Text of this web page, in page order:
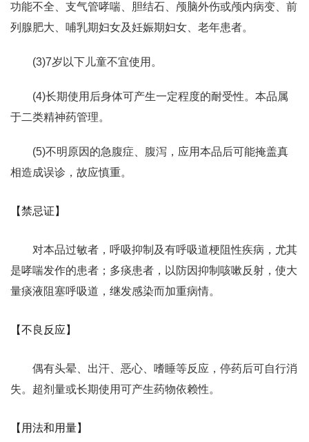
功能不全、支气管哮喘、胆结石、颅脑外伤或颅内病变、前
列腺肥大、哺乳期妇女及妊娠期妇女、老年患者。
(3)7岁以下儿童不宜使用。
(4)长期使用后身体可产生一定程度的耐受性。本品属
于二类精神药管理。
(5)不明原因的急腹症、腹泻，应用本品后可能掩盖真
相造成误诊，故应慎重。
【禁忌证】
对本品过敏者，呼吸抑制及有呼吸道梗阻性疾病，尤其
是哮喘发作的患者；多痰患者，以防因抑制咳嗽反射，使大
量痰液阻塞呼吸道，继发感染而加重病情。
【不良反应】
偶有头晕、出汗、恶心、嗜睡等反应，停药后可自行消
失。超剂量或长期使用可产生药物依赖性。
【用法和用量】